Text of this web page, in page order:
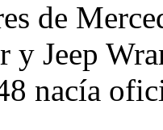
de
y Jeep
nacía